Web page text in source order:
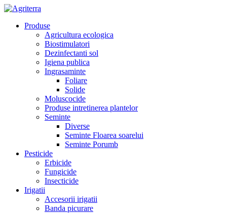
Produse
Agricultura ecologica
Biostimulatori
Dezinfectanti sol
Igiena publica
Ingrasaminte
Foliare
Solide
Moluscocide
Produse intretinerea plantelor
Seminte
Diverse
Seminte Floarea soarelui
Seminte Porumb
Pesticide
Erbicide
Fungicide
Insecticide
Irigatii
Accesorii irigatii
Banda picurare